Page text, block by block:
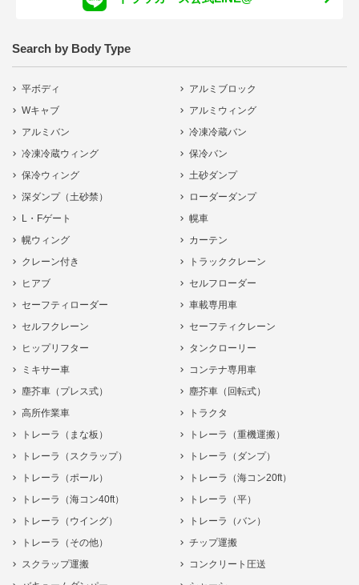
Search by Body Type
平ボディ
アルミブロック
Wキャブ
アルミウィング
アルミバン
冷凍冷蔵バン
冷凍冷蔵ウィング
保冷バン
保冷ウィング
土砂ダンプ
深ダンプ（土砂禁）
ローダーダンプ
L・Fゲート
幌車
幌ウィング
カーテン
クレーン付き
トラッククレーン
ヒアブ
セルフローダー
セーフティローダー
車載専用車
セルフクレーン
セーフティクレーン
ヒップリフター
タンクローリー
ミキサー車
コンテナ専用車
塵芥車（プレス式）
塵芥車（回転式）
高所作業車
トラクタ
トレーラ（まな板）
トレーラ（重機運搬）
トレーラ（スクラップ）
トレーラ（ダンプ）
トレーラ（ポール）
トレーラ（海コン20ft）
トレーラ（海コン40ft）
トレーラ（平）
トレーラ（ウイング）
トレーラ（バン）
トレーラ（その他）
チップ運搬
スクラップ運搬
コンクリート圧送